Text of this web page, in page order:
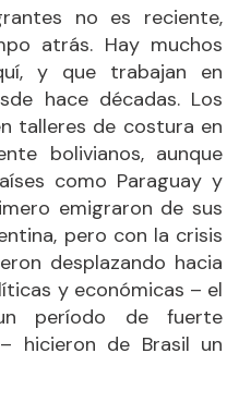
no es reciente,
atrás. Hay muchos
y que trabajan en
hace décadas. Los
talleres de costura en
bolivianos, aunque
como Paraguay y
emigraron de sus
pero con la crisis
desplazando hacia
y económicas – el
período de fuerte
hicieron de Brasil un